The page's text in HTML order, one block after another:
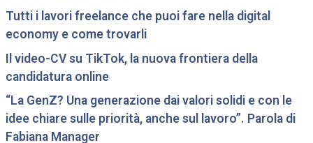
Tutti i lavori freelance che puoi fare nella digital
economy e come trovarli
Il video-CV su TikTok, la nuova frontiera della
candidatura online
“La GenZ? Una generazione dai valori solidi e con le
idee chiare sulle priorità, anche sul lavoro”. Parola di
Fabiana Manager